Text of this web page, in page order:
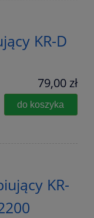
KR-D
79,00 zł
do koszyka
KR-